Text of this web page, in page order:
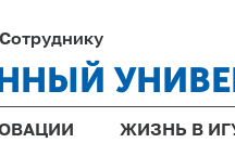
Сотруднику
ЖИЗНЬ В